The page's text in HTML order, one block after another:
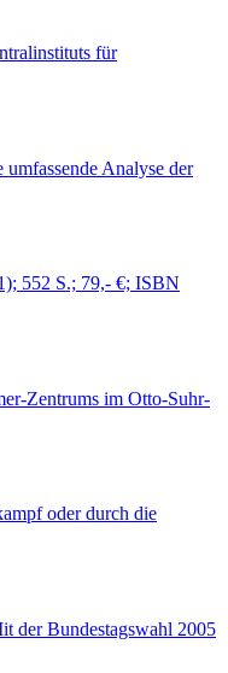
für
Analyse der
552 S.; 79,- €; ISBN
Zentrums im Otto-Suhr-
oder durch die
der Bundestagswahl 2005